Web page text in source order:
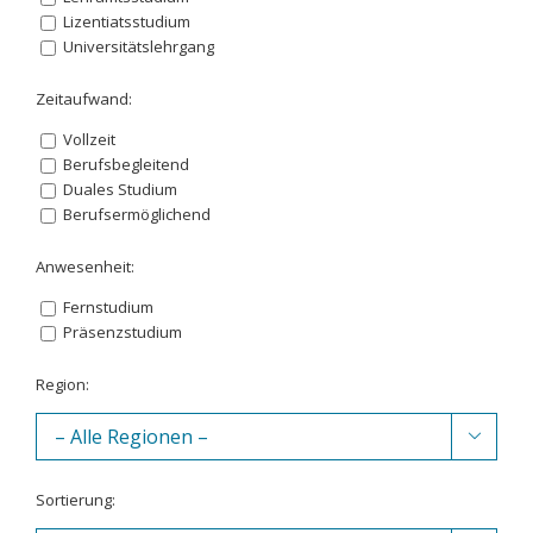
Lizentiatsstudium
Universitätslehrgang
Zeitaufwand:
Vollzeit
Berufsbegleitend
Duales Studium
Berufsermöglichend
Anwesenheit:
Fernstudium
Präsenzstudium
Region:

Sortierung: